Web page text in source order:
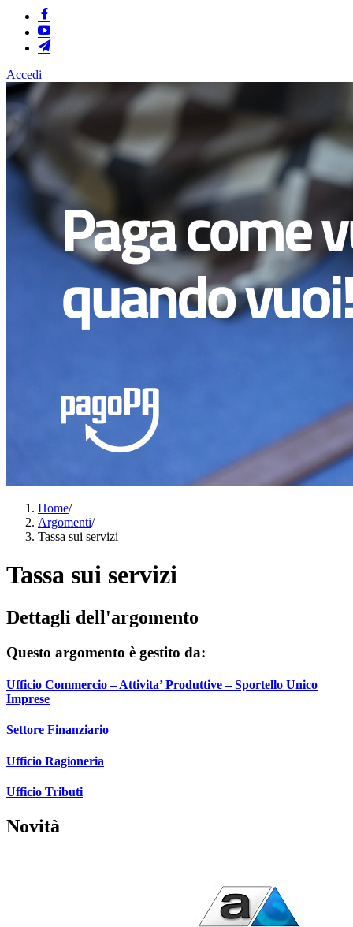
Accedi
Home/
Argomenti/
Tassa sui servizi
Tassa sui servizi
Dettagli dell'argomento
Questo argomento è gestito da:
Ufficio Commercio – Attivita’ Produttive – Sportello Unico
Imprese
Settore Finanziario
Ufficio Ragioneria
Ufficio Tributi
Novità